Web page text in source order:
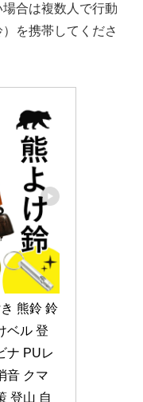
合は複数人で行動
を携帯してくださ
熊鈴 鈴
ベル 登
ナ PUレ
音 クマ
登山 自